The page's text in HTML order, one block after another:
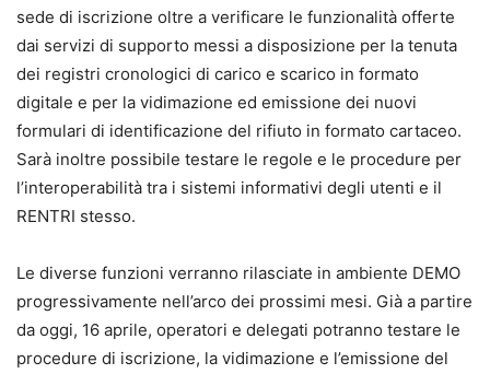
sede di iscrizione oltre a verificare le funzionalità offerte
dai servizi di supporto messi a disposizione per la tenuta
dei registri cronologici di carico e scarico in formato
digitale e per la vidimazione ed emissione dei nuovi
formulari di identificazione del rifiuto in formato cartaceo.
Sarà inoltre possibile testare le regole e le procedure per
l’interoperabilità tra i sistemi informativi degli utenti e il
RENTRI stesso.
Le diverse funzioni verranno rilasciate in ambiente DEMO
progressivamente nell’arco dei prossimi mesi. Già a partire
da oggi, 16 aprile, operatori e delegati potranno testare le
procedure di iscrizione, la vidimazione e l’emissione del